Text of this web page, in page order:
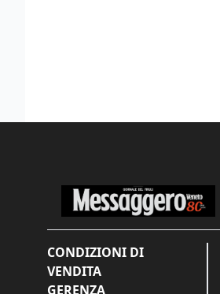
CONDIZIONI DI
VENDITA
GERENZA